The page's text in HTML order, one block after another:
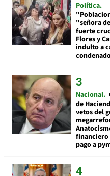
Política
"señora
fuerte
Flores y
indulto a
Nacional
de
vetos del
financiero
pago a